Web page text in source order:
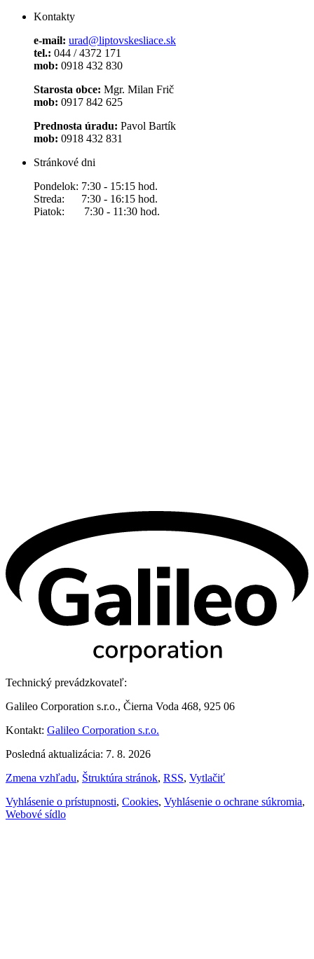
Kontakty
e-mail: urad@liptovskesliace.sk
tel.: 044 / 4372 171
mob: 0918 432 830
Starosta obce: Mgr. Milan Frič
mob: 0917 842 625
Prednosta úradu: Pavol Bartík
mob: 0918 432 831
Stránkové dni
Pondelok: 7:30 - 15:15 hod.
Streda: 7:30 - 16:15 hod.
Piatok: 7:30 - 11:30 hod.
Technický prevádzkovateľ:
Galileo Corporation s.r.o., Čierna Voda 468, 925 06
Kontakt: Galileo Corporation s.r.o.
Posledná aktualizácia: 7. 8. 2026
Zmena vzhľadu, Štruktúra stránok, RSS, Vytlačiť
Vyhlásenie o prístupnosti, Cookies, Vyhlásenie o ochrane súkromia,
Webové sídlo